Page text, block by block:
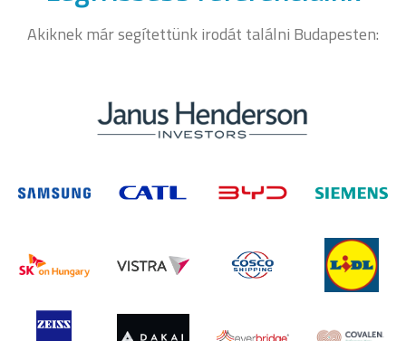
Akiknek már segítettünk irodát találni Budapesten: